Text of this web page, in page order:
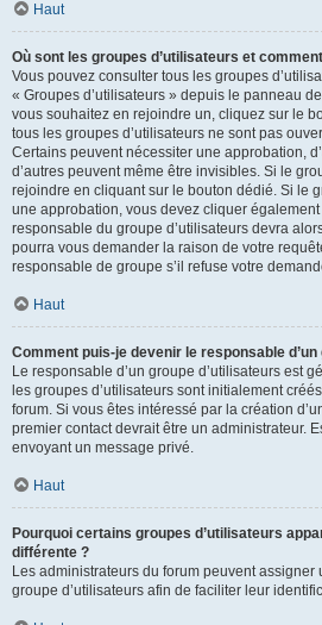
Haut
Où sont les groupes d’utilisateurs et
Vous pouvez consulter tous les groupes
« Groupes d’utilisateurs » depuis le panneau
vous souhaitez en rejoindre un, cliquez sur le
tous les groupes d’utilisateurs ne sont pas
Certains peuvent nécessiter une approbation,
d’autres peuvent même être invisibles. Si le
rejoindre en cliquant sur le bouton dédié. Si le
une approbation, vous devez cliquer
responsable du groupe d’utilisateurs devra
pourra vous demander la raison de votre
responsable de groupe s’il refuse votre
Haut
Comment puis-je devenir le responsable
Le responsable d’un groupe d’utilisateurs est
les groupes d’utilisateurs sont initialement
forum. Si vous êtes intéressé par la création
premier contact devrait être un administrateur.
envoyant un message privé.
Haut
Pourquoi certains groupes d’utilisateurs
différente ?
Les administrateurs du forum peuvent assigner
groupe d’utilisateurs afin de faciliter leur